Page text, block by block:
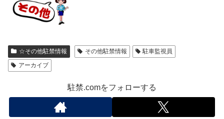
☆その他駐禁情報 その他駐禁情報
駐車監視員
アーカイブ
駐禁.comをフォローする